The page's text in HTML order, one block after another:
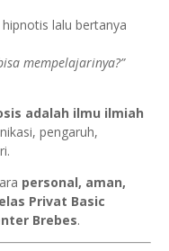
lalu bertanya
mempelajarinya?”
adalah ilmu ilmiah
pengaruh,
personal, aman,
Privat Basic
Brebes.